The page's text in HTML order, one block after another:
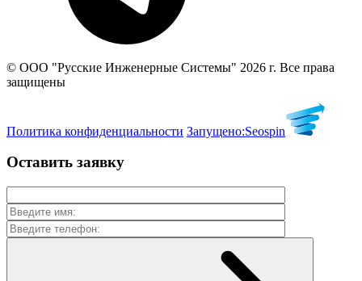
© ООО "Русские Инженерные Системы" 2026 г. Все права
защищены
Политика конфиденциальности Запущено:Seospin
Оставить заявку